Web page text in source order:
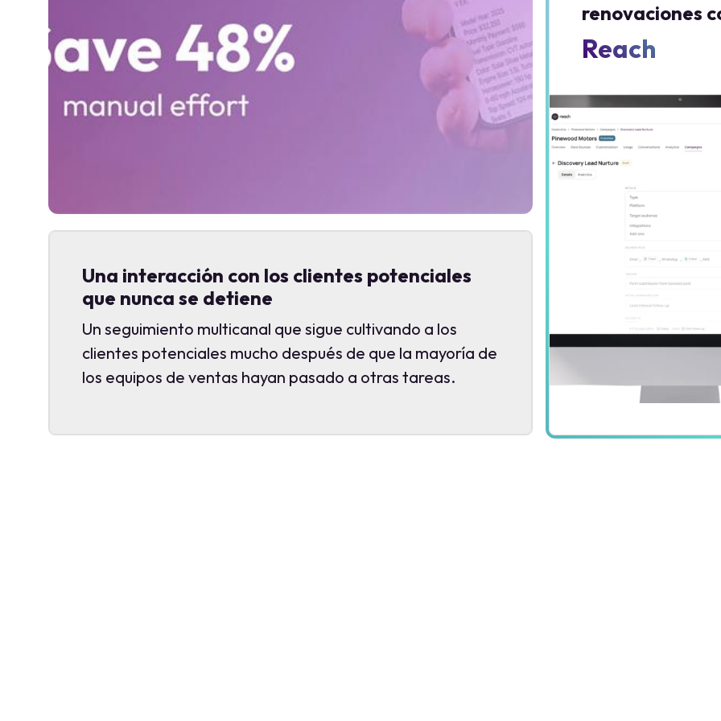
renovaciones
Reach
Una interacción con los clientes potenciales
que nunca se detiene
Un seguimiento multicanal que sigue cultivando a los
clientes potenciales mucho después de que la mayoría de
los equipos de ventas hayan pasado a otras tareas.